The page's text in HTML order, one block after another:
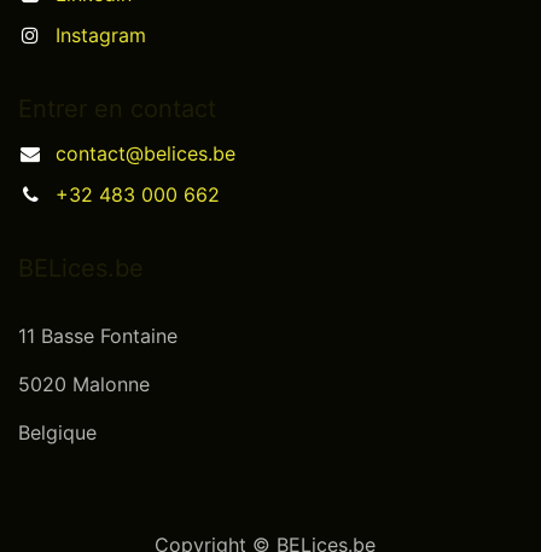
Instagram
contact@belices.be
+32 483 000 662
11 Basse Fontaine
5020 Malonne
Belgique
Copyright © BELices.be